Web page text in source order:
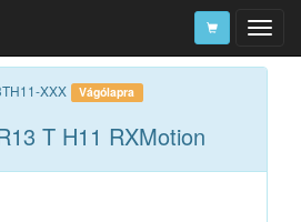
XXX Vágólapra
T H11 RXMotion